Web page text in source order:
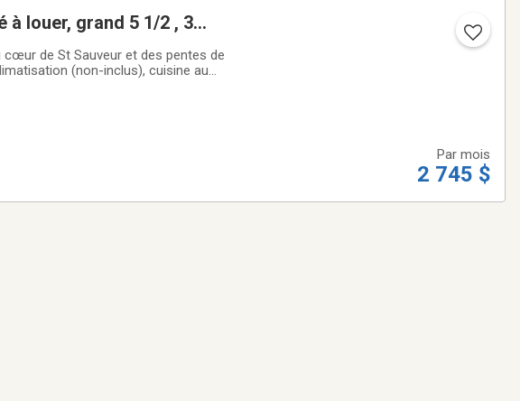
à louer, grand 5 1/2 , 3
cœur de St Sauveur et des pentes de
(non-inclus), cuisine au
Par mois
2 745 $